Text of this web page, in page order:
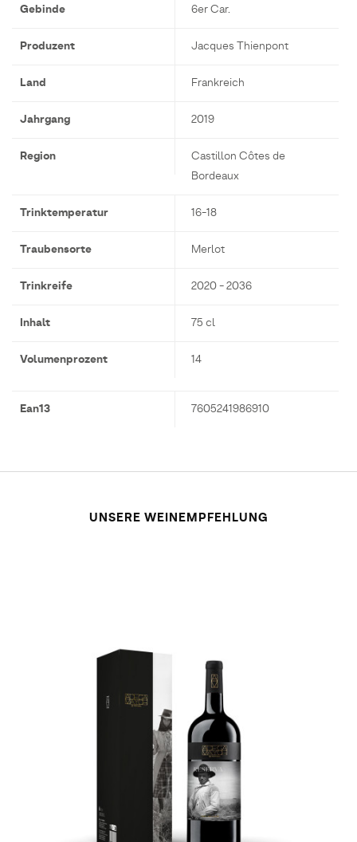
Gebinde 6er Car.
Produzent Jacques Thienpont
Land Frankreich
Jahrgang 2019
Region
Castillon Côtes de
Bordeaux
Trinktemperatur 16-18
Traubensorte Merlot
Trinkreife 2020 - 2036
Inhalt 75 cl
Volumenprozent 14
Ean13 7605241986910
UNSERE WEINEMPFEHLUNG